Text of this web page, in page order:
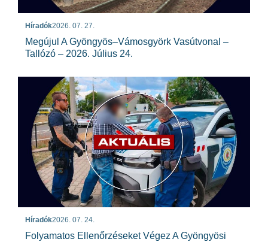
Híradók2026. 07. 27.
Megújul A Gyöngyös–Vámosgyörk Vasútvonal –
Tallózó – 2026. Július 24.
Híradók2026. 07. 24.
Folyamatos Ellenőrzéseket Végez A Gyöngyösi